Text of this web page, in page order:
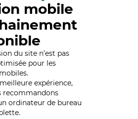
mobile
du site n’est pas
pour les
expérience,
recommandons
ordinateur de bureau